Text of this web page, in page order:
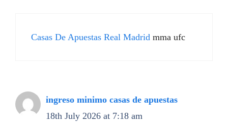
Casas De Apuestas Real Madrid mma ufc
ingreso minimo casas de apuestas
18th July 2026 at 7:18 am